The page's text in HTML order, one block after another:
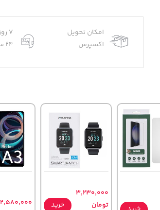
امکان تحویل
اکسپرس
7 روز هفته
24 ساعته
3,230,000
تومان
خرید